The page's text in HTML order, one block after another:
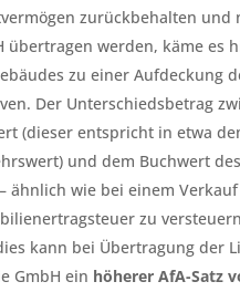
zurückbehalten und
übertragen werden, käme es
zu einer Aufdeckung
Der Unterschiedsbetrag
(dieser entspricht in etwa
und dem Buchwert
ähnlich wie bei einem Verkauf
zu
kann bei Übertragung der
GmbH ein höherer AfA-Satz